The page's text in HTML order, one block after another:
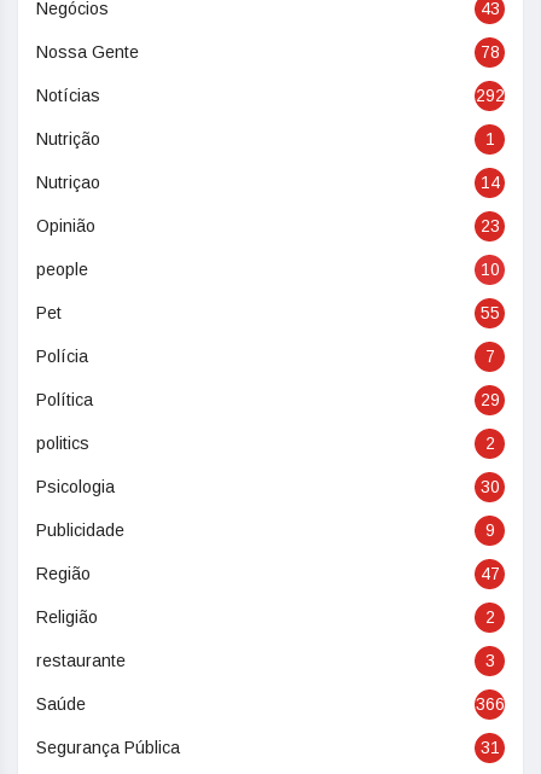
Negócios 43
Nossa Gente 78
Notícias 292
Nutrição 1
Nutriçao 14
Opinião 23
people 10
Pet 55
Polícia 7
Política 29
politics 2
Psicologia 30
Publicidade 9
Região 47
Religião 2
restaurante 3
Saúde 366
Segurança Pública 31